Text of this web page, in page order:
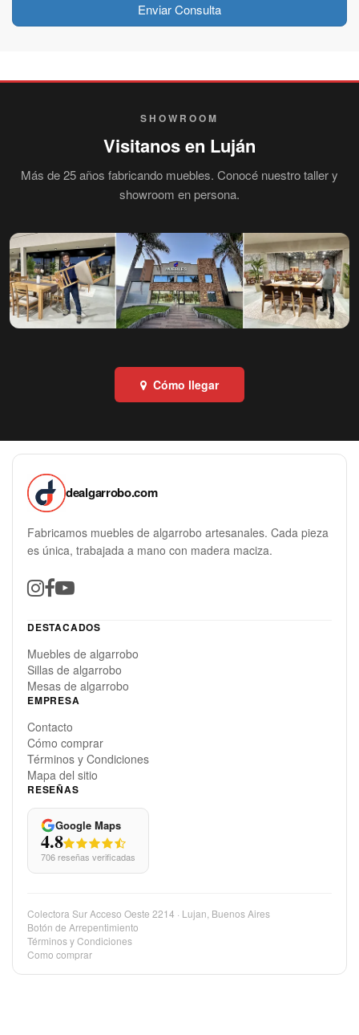
Enviar Consulta
Visitanos en Luján
Más de 25 años fabricando muebles. Conocé nuestro taller y
Cómo llegar
Fabricamos muebles de algarrobo artesanales. Cada pieza
Muebles de algarrobo
Sillas de algarrobo
Mesas de algarrobo
Contacto
Cómo comprar
Términos y Condiciones
Mapa del sitio
Google Maps
4.8
706 reseñas verificadas
Colectora Sur Acceso Oeste 2214 · Lujan, Buenos Aires
Botón de Arrepentimiento
Términos y Condiciones